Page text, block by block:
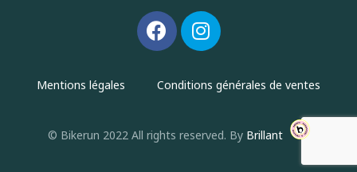
Mentions légales Conditions générales de ventes
© Bikerun 2022 All rights reserved. By Brillant